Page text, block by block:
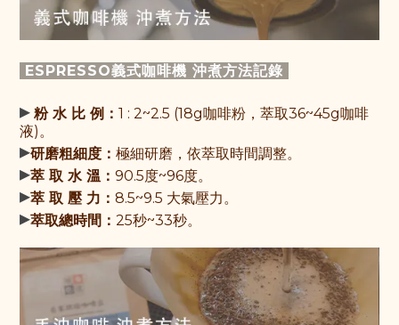
ESPRESSO義式咖啡機 沖煮方法記錄
▸ 粉 水 比 例： 1 : 2~2.5 (18g咖啡粉，萃取36~45g咖啡
液)。
▸研磨粗細度： 極細研磨，依萃取時間調整。
▸萃 取 水 溫： 90.5度~96度。
▸萃 取 壓 力： 8.5~9.5 大氣壓力。
▸萃取總時間： 25秒~33秒。